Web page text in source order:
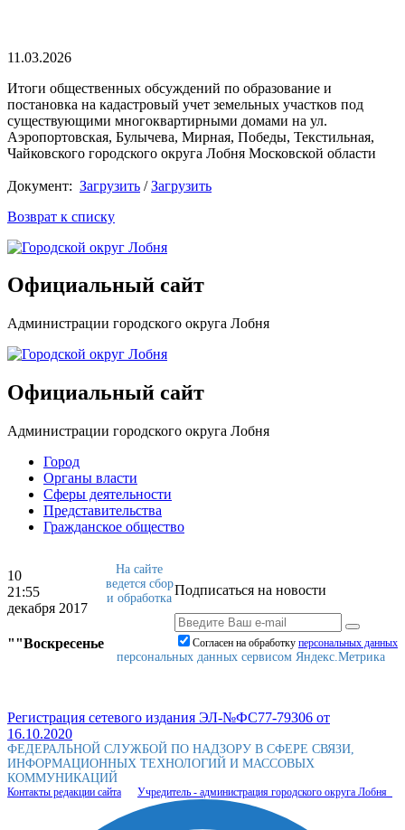
11.03.2026
Итоги общественных обсуждений по образование и
постановка на кадастровый учет земельных участков под
существующими многоквартирными домами на ул.
Аэропортовская, Булычева, Мирная, Победы, Текстильная,
Чайковского городского округа Лобня Московской области
Документ: Загрузить /Загрузить
Возврат к списку
Официальный сайт
Администрации городского округа Лобня
Официальный сайт
Администрации городского округа Лобня
Город
Органы власти
Сферы деятельности
Представительства
Гражданское общество
10
21:55
декабря 2017
""Воскресенье
Подписаться на новости
Согласен на обработку персональныx данных
На сайте
ведется сбор
и обработка
персональных данных сервисом Яндекс.Метрика
Регистрация сетевого издания ЭЛ-№ФС77-79306 от
16.10.2020
ФЕДЕРАЛЬНОЙ СЛУЖБОЙ ПО НАДЗОРУ В СФЕРЕ СВЯЗИ,
ИНФОРМАЦИОННЫХ ТЕХНОЛОГИЙ И МАССОВЫХ
КОММУНИКАЦИЙ
Контакты редакции сайта Учредитель - администрация городского округа Лобня